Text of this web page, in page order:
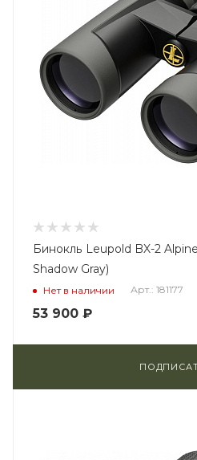
Бинокль Leupold BX-2
Shadow Gray)
Нет в наличии Арт.: 181177
53 900 ₽